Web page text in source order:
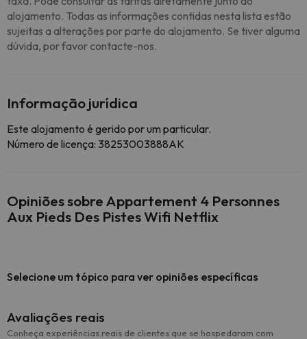
alojamento. Todas as informações contidas nesta lista estão
sujeitas a alterações por parte do alojamento. Se tiver alguma
dúvida, por favor contacte-nos.
Informação jurídica
Este alojamento é gerido por um particular.
Número de licença: 38253003888AK
Opiniões sobre Appartement 4 Personnes
Aux Pieds Des Pistes Wifi Netflix
Selecione um tópico para ver opiniões específicas
Avaliações reais
Conheça experiências reais de clientes que se hospedaram com